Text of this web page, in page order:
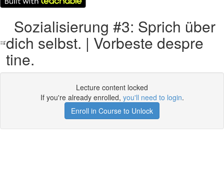
Sozialisierung #3: Sprich über
dich selbst. | Vorbeste despre
tine.
Lecture content locked
If you're already enrolled, you'll need to login.
Enroll in Course to Unlock